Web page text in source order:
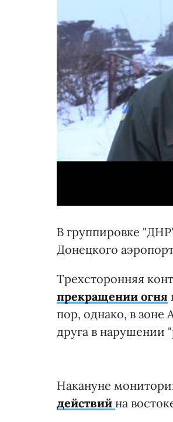
В группировке
Донецкого
Трехсторонняя
прекращении огня
пор, однако, в
друга в
Накануне
действий на